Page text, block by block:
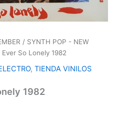
/ SYNTH POP - NEW
So Lonely 1982
, TIENDA VINILOS
1982